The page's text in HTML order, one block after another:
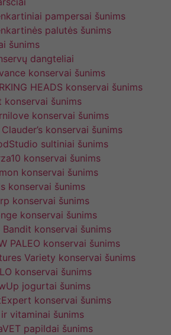
pampersai šunims
palutės šunims
šunims
dangteliai
konservai šunims
HEADS konservai šunims
konservai šunims
konservai šunims
Clauder’s konservai šunims
sultiniai šunims
konservai šunims
konservai šunims
konservai šunims
konservai šunims
konservai šunims
Bandit konservai šunims
PALEO konservai šunims
Variety konservai šunims
konservai šunims
jogurtai šunims
konservai šunims
vitaminai šunims
papildai šunims